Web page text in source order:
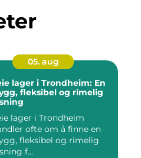
05. aug
lager i Trondheim: En
fleksibel og rimelig
lager i Trondheim
ofte om å finne en
fleksibel og rimelig
f...